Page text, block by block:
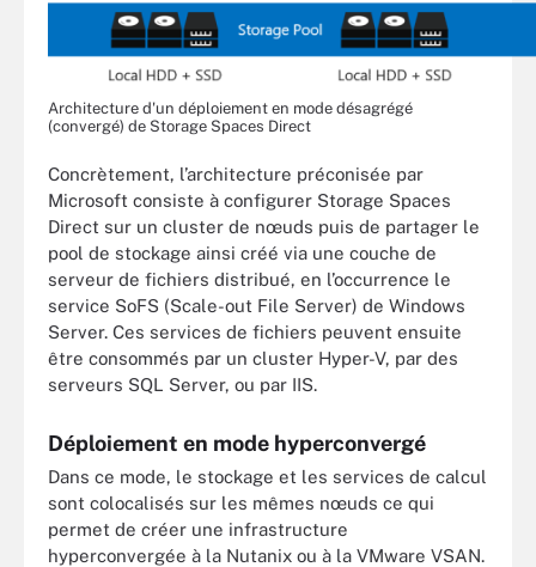
Architecture d'un déploiement en mode désagrégé
(convergé) de Storage Spaces Direct
Concrètement, l’architecture préconisée par
Microsoft consiste à configurer Storage Spaces
Direct sur un cluster de nœuds puis de partager le
pool de stockage ainsi créé via une couche de
serveur de fichiers distribué, en l’occurrence le
service SoFS (Scale-out File Server) de Windows
Server. Ces services de fichiers peuvent ensuite
être consommés par un cluster Hyper-V, par des
serveurs SQL Server, ou par IIS.
Déploiement en mode hyperconvergé
Dans ce mode, le stockage et les services de calcul
sont colocalisés sur les mêmes nœuds ce qui
permet de créer une infrastructure
hyperconvergée à la Nutanix ou à la VMware VSAN.